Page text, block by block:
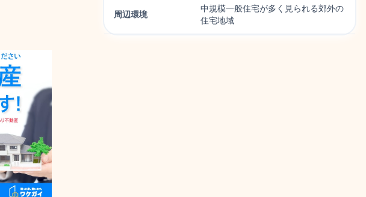
周辺環境
中規模一般住宅が多く見られる郊外の
住宅地域